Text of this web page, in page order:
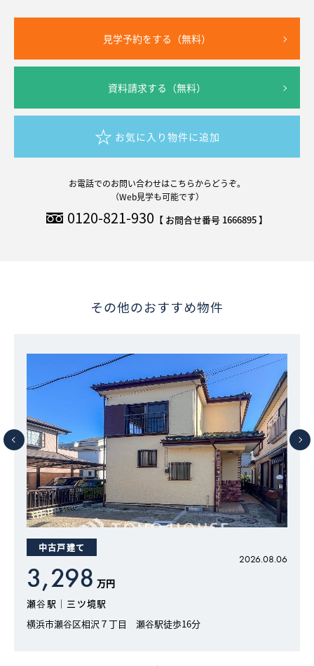
見学予約をする（無料）
資料請求する（無料）
お気に入り物件に追加
お電話でのお問い合わせはこちらからどうぞ。
（Web見学も可能です）
0120-821-930 【 お問合せ番号 1666895 】
その他のおすすめ物件
中古戸建て
2026.08.06
3,298 万円
瀬谷駅｜三ツ境駅
横浜市瀬谷区相沢７丁目 瀬谷駅徒歩16分